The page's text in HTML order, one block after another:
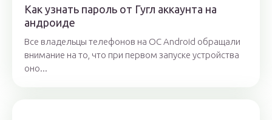
Как узнать пароль от Гугл аккаунта на
андроиде
Все владельцы телефонов на ОС Android обращали
внимание на то, что при первом запуске устройства
оно...